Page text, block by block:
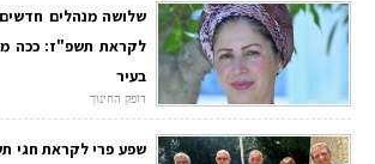
שלושה מנהלים
לקראת תשפ"ז: ככה
בעיר
דופק החינוך
שפע פרי לקראת חגי